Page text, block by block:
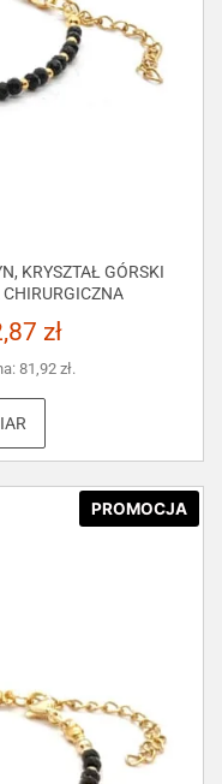
KRYSZTAŁ GÓRSKI
zł
81,92 zł.
PROMOCJA